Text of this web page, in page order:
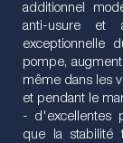
additionnel
anti-usure et
exceptionnelle
pompe,
même dans les
et pendant le
- d'excellentes
que la stabilité